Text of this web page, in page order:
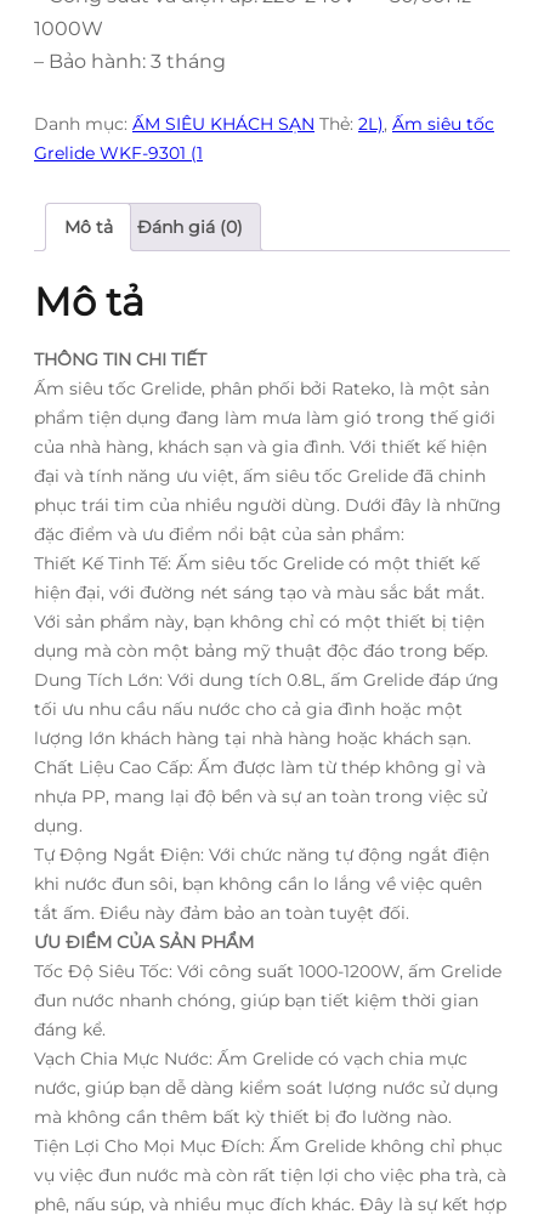
1000W
– Bảo hành: 3 tháng
Danh mục: ẤM SIÊU KHÁCH SẠN Thẻ: 2L), Ấm siêu tốc
Grelide WKF-9301 (1
Mô tả Đánh giá (0)
Mô tả
THÔNG TIN CHI TIẾT
Ấm siêu tốc Grelide, phân phối bởi Rateko, là một sản
phẩm tiện dụng đang làm mưa làm gió trong thế giới
của nhà hàng, khách sạn và gia đình. Với thiết kế hiện
đại và tính năng ưu việt, ấm siêu tốc Grelide đã chinh
phục trái tim của nhiều người dùng. Dưới đây là những
đặc điểm và ưu điểm nổi bật của sản phẩm:
Thiết Kế Tinh Tế: Ấm siêu tốc Grelide có một thiết kế
hiện đại, với đường nét sáng tạo và màu sắc bắt mắt.
Với sản phẩm này, bạn không chỉ có một thiết bị tiện
dụng mà còn một bảng mỹ thuật độc đáo trong bếp.
Dung Tích Lớn: Với dung tích 0.8L, ấm Grelide đáp ứng
tối ưu nhu cầu nấu nước cho cả gia đình hoặc một
lượng lớn khách hàng tại nhà hàng hoặc khách sạn.
Chất Liệu Cao Cấp: Ấm được làm từ thép không gỉ và
nhựa PP, mang lại độ bền và sự an toàn trong việc sử
dụng.
Tự Động Ngắt Điện: Với chức năng tự động ngắt điện
khi nước đun sôi, bạn không cần lo lắng về việc quên
tắt ấm. Điều này đảm bảo an toàn tuyệt đối.
ƯU ĐIỂM CỦA SẢN PHẨM
Tốc Độ Siêu Tốc: Với công suất 1000-1200W, ấm Grelide
đun nước nhanh chóng, giúp bạn tiết kiệm thời gian
đáng kể.
Vạch Chia Mực Nước: Ấm Grelide có vạch chia mực
nước, giúp bạn dễ dàng kiểm soát lượng nước sử dụng
mà không cần thêm bất kỳ thiết bị đo lường nào.
Tiện Lợi Cho Mọi Mục Đích: Ấm Grelide không chỉ phục
vụ việc đun nước mà còn rất tiện lợi cho việc pha trà, cà
phê, nấu súp, và nhiều mục đích khác. Đây là sự kết hợp